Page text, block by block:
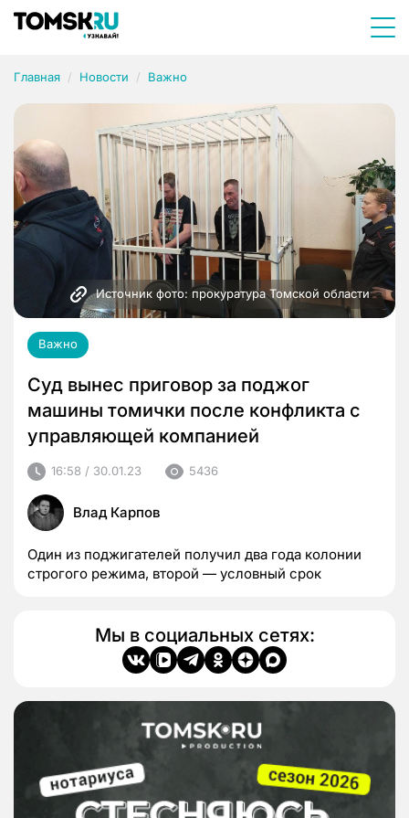
Главная Новости Важно
Источник фото: прокуратура Томской области
Важно
Суд вынес приговор за поджог
машины томички после конфликта с
управляющей компанией
16:58 / 30.01.23 5436
Влад Карпов
Один из поджигателей получил два года колонии
строгого режима, второй — условный срок
Мы в социальных сетях: